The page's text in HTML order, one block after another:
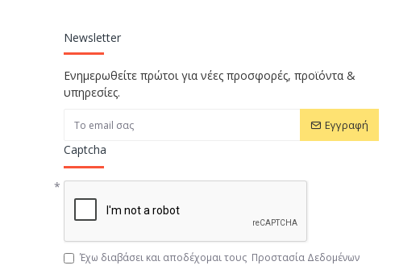
Newsletter
Ενημερωθείτε πρώτοι για νέες προσφορές, προϊόντα &
υπηρεσίες.
Εγγραφή
Captcha
Έχω διαβάσει και αποδέχομαι τους Προστασία Δεδομένων